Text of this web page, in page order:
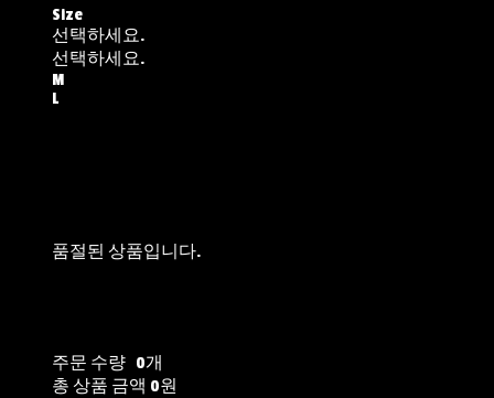
Size
선택하세요.
선택하세요.
M
L
품절된 상품입니다.
주문 수량 0개
총 상품 금액 0원